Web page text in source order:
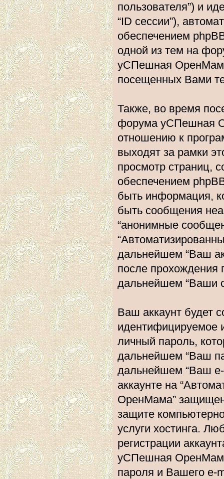
пользователя”) и
“ID сессии”),
обеспечением
одной из тем на
уСПешная
посещенных Вами
Также, во время
форума уСПешная
отношению к
выходят за рамки
просмотр страниц,
обеспечением
быть информация,
быть сообщения
“анонимные
дальнейшем “Ваш
после прохождения
дальнейшем “Ваши
Ваш аккаунт будет
идентифицируемое
личный пароль,
дальнейшем “Ваш
дальнейшем “Ваш
аккаунте на
ОренМама”
защите
услуги хостинга.
регистрации
уСПешная
пароля и Вашего e-